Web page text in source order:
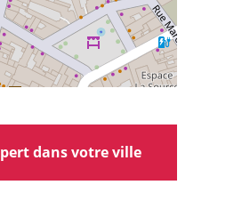
dans votre ville